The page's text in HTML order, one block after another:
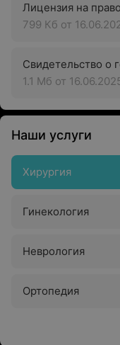
799 Кб от
1.1 Мб от
Наши услуги
Хирургия
Гинекология
Неврология
Ортопедия